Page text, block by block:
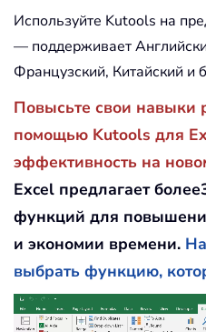
Используйте Kutools на
— поддерживает
Французский, Китайский и
Повысьте свои навыки
помощью Kutools для
эффективность на
Excel предлагает
функций для
и экономии времени.
выбрать функцию,